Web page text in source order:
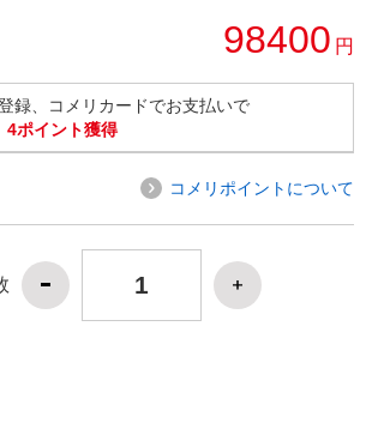
98400 円
録、コメリカードでお支払いで
4ポイント獲得
コメリポイントについて